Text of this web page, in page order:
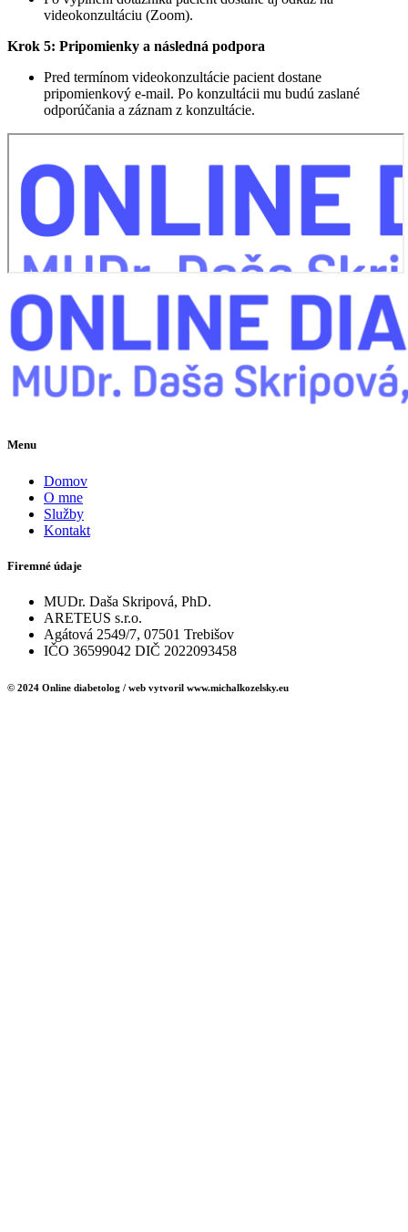
videokonzultáciu (Zoom).
Krok 5: Pripomienky a následná podpora
Pred termínom videokonzultácie pacient dostane
pripomienkový e-mail. Po konzultácii mu budú zaslané
odporúčania a záznam z konzultácie.
Menu
Domov
O mne
Služby
Kontakt
Firemné údaje
MUDr. Daša Skripová, PhD.
ARETEUS s.r.o.
Agátová 2549/7, 07501 Trebišov
IČO 36599042 DIČ 2022093458
© 2024 Online diabetolog / web vytvoril www.michalkozelsky.eu